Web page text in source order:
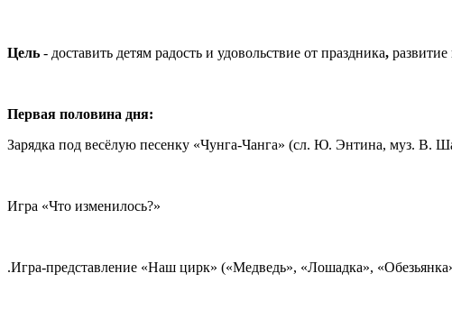
Цель - доставить детям радость и удовольствие от праздника,
Первая половина дня:
Зарядка под весёлую песенку «Чунга-Чанга» (сл. Ю. Энтина, муз. В.
Игра «Что изменилось?»
.Игра-представление «Наш цирк» («Медведь», «Лошадка»,